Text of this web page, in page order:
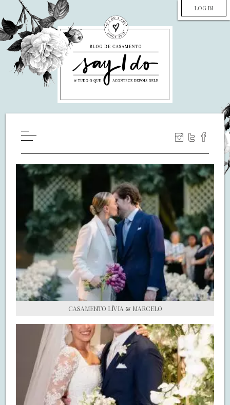
LOG IN
WILL YOU MARRY ME?
LUA DE MEL
COZINHA
DECORAÇÃO
DE NOIVA PRA NOIVA
S.O.S CASADAS
FALE COM O SAY I DO
CASAMENTO LÍVIA & MARCELO